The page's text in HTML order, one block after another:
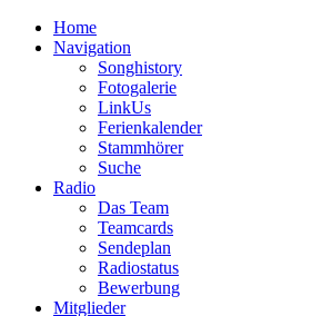
Home
Navigation
Songhistory
Fotogalerie
LinkUs
Ferienkalender
Stammhörer
Suche
Radio
Das Team
Teamcards
Sendeplan
Radiostatus
Bewerbung
Mitglieder